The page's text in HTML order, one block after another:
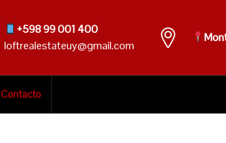
+598 99 001 400
loftrealestateuy@gmail.com
Contacto